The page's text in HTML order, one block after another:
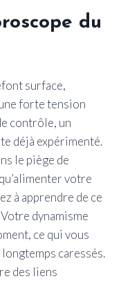
du
surface,
forte tension
contrôle, un
déjà expérimenté.
le piège de
votre
à apprendre de ce
dynamisme
ce qui vous
caressés.
des liens